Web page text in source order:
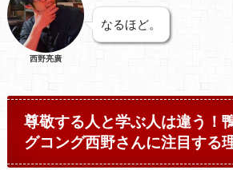
西野亮廣
なるほど。
尊敬する人と学ぶ人は違う！
グコング西野さんに注目する